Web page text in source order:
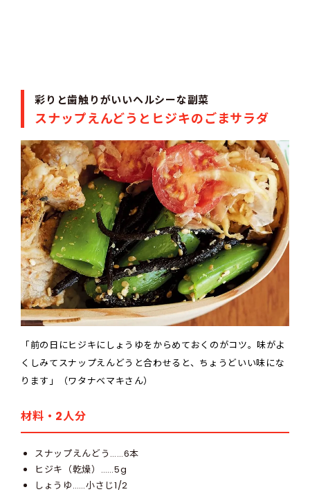
彩りと歯触りがいいヘルシーな副菜
スナップえんどうとヒジキのごまサラダ
「前の日にヒジキにしょうゆをからめておくのがコツ。味がよ
くしみてスナップえんどうと合わせると、ちょうどいい味にな
ります」（ワタナベマキさん）
材料・2人分
スナップえんどう……6本
ヒジキ（乾燥）……5g
しょうゆ……小さじ1/2